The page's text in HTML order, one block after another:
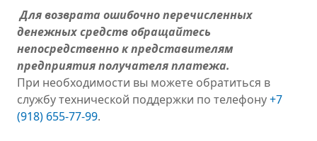
Для возврата ошибочно перечисленных
денежных средств обращайтесь
непосредственно к представителям
предприятия получателя платежа.
При необходимости вы можете обратиться в
службу технической поддержки по телефону+7
(918) 655-77-99.